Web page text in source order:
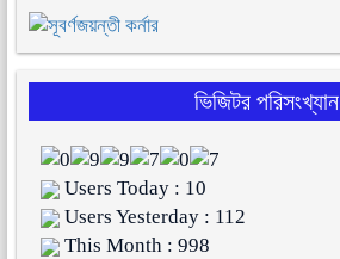
ভিজিটর পরিসংখ্যান
Users Today : 10
Users Yesterday : 112
This Month : 998